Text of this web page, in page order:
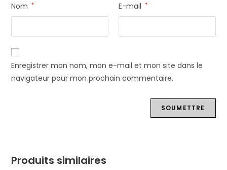
Nom * E-mail *
Enregistrer mon nom, mon e-mail et mon site dans le
navigateur pour mon prochain commentaire.
Produits similaires